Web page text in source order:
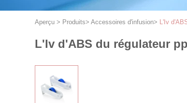
Aperçu > Produits> Accessoires d'infusion> L'Iv
L'Iv d'ABS du régulateur